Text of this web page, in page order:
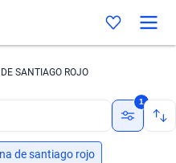
SANTIAGO ROJO
1
de santiago rojo